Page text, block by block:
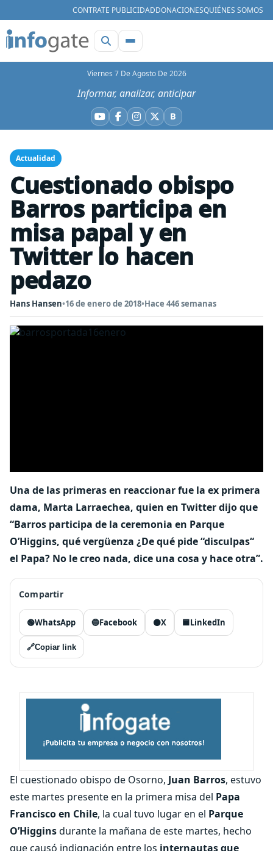
CONTRATE PUBLICIDADDONACIONESQUIÉNES SOMOS
Viernes 7 De Agosto De 2026
Informar, analizar, anticipar
YouTube
Facebook
Instagram
X BBluesky
Actualidad
Cuestionado obispo
Barros participa en
misa papal y en
Twitter lo hacen
pedazo
Hans Hansen•16 de enero de 2018•Hace 446 semanas
Una de las primeras en reaccionar fue la ex primera
dama, Marta Larraechea, quien en Twitter dijo que
“Barros participa de la ceremonia en Parque
O’Higgins, qué vergüenza ¿De qué pide “disculpas“
el Papa? No le creo nada, dice una cosa y hace otra”.
Compartir
🟢WhatsApp 🔵Facebook ⚫X 🟦LinkedIn
🔗Copiar link
El cuestionado obispo de Osorno, Juan Barros, estuvo
este martes presente en la primera misa del Papa
Francisco en Chile, la cual tuvo lugar en el Parque
O’Higginsdurante la mañana de este martes, hecho
que causó indignación entre los internautas que